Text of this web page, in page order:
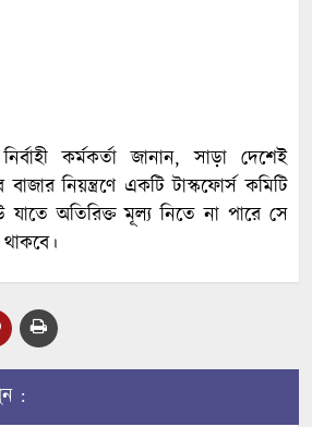
কর্মকর্তা জানান, সাড়া দেশেই
নিয়ন্ত্রণে একটি টাস্কফোর্স কমিটি
অতিরিক্ত মূল্য নিতে না পারে সে
: